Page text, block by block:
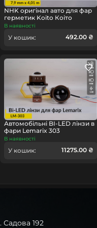
NHK оригінал авто для фар
герметик Koito Коіто
бутиловий шнур термо
В наявності
У кошик: 492.00 ₴
Автомобільні BI-LED лінзи в
фари Lemarix 303
В наявності
У кошик: 11275.00 ₴
Садова 192